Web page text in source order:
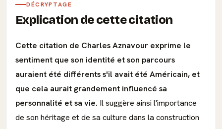
DÉCRYPTAGE
Explication de cette citation
Cette citation de Charles Aznavour exprime le
sentiment que son identité et son parcours
auraient été différents s'il avait été Américain, et
que cela aurait grandement influencé sa
personnalité et sa vie. Il suggère ainsi l'importance
de son héritage et de sa culture dans la construction